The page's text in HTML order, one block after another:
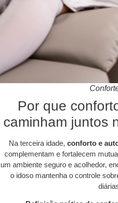
Por que
caminham juntos
Na terceira idade, conforto e
complementam e fortalecem
um ambiente seguro e acolhedor,
o idoso mantenha o controle